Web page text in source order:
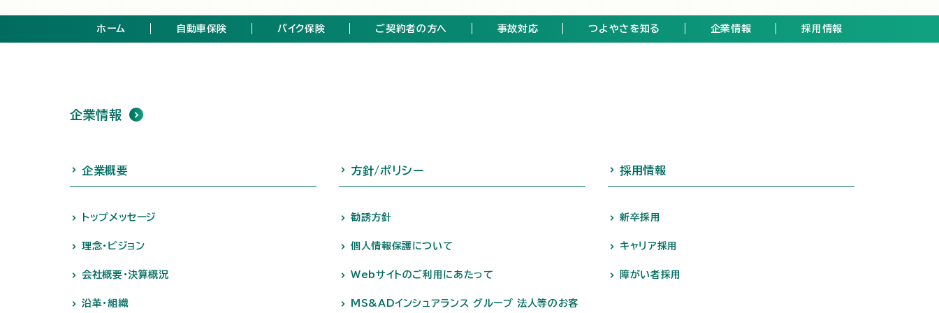
ホーム 自動車保険 バイク保険 ご契約者の方へ 事故対応 つよやさを知る 企業情報 採用情報
企業情報
企業概要
トップメッセージ
理念・ビジョン
会社概要・決算概況
沿革・組織
方針/ポリシー
勧誘方針
個人情報保護について
Webサイトのご利用にあたって
MS&ADインシュアランス グループ 法人等のお客
採用情報
新卒採用
キャリア採用
障がい者採用